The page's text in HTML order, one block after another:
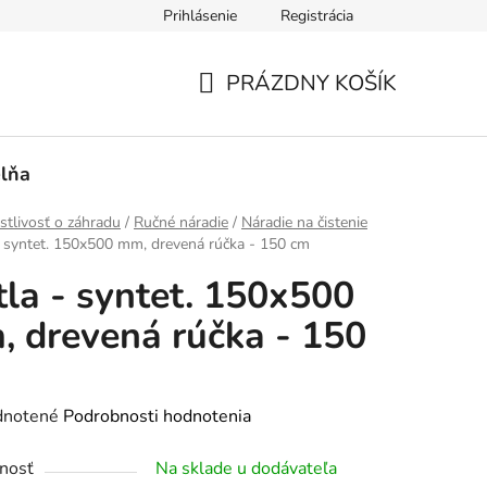
Prihlásenie Registrácia
PRÁZDNY KOŠÍK
o záhradu / Ručné náradie / Náradie na čistenie
150x500 mm, drevená rúčka - 150 cm
- syntet. 150x500
drevená rúčka - 150
Podrobnosti hodnotenia
Na sklade u dodávateľa